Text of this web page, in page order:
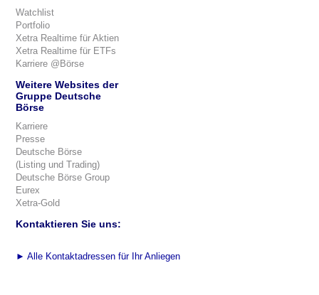
Watchlist
Portfolio
Xetra Realtime für Aktien
Xetra Realtime für ETFs
Karriere @Börse
Weitere Websites der
Gruppe Deutsche
Börse
Karriere
Presse
Deutsche Börse
(Listing und Trading)
Deutsche Börse Group
Eurex
Xetra-Gold
Kontaktieren Sie uns:
► Alle Kontaktadressen für Ihr Anliegen